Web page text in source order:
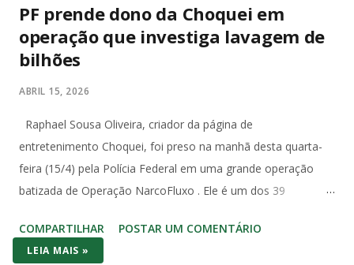
PF prende dono da Choquei em
operação que investiga lavagem de
bilhões
ABRIL 15, 2026
Raphael Sousa Oliveira, criador da página de
entretenimento Choquei, foi preso na manhã desta quarta-
feira (15/4) pela Polícia Federal em uma grande operação
batizada de Operação NarcoFluxo . Ele é um dos 39
pela 5ª Vara Federal de Santos, no litoral paulista. A operação
investiga um grupo suspeito de lavagem de dinheiro com
COMPARTILHAR POSTAR UM COMENTÁRIO
LEIA MAIS »